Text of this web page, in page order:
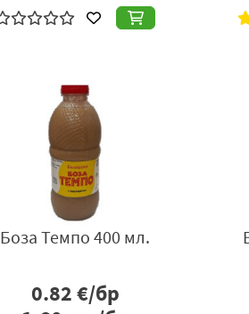
Боза Темпо 400 мл.
0.82€/бр